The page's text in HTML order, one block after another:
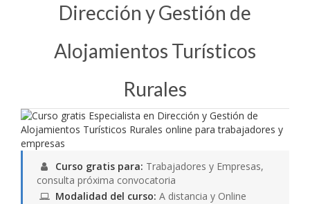
Dirección y Gestión de
Alojamientos Turísticos
Rurales
Curso gratis para: Trabajadores y Empresas,
consulta próxima convocatoria
Modalidad del curso: A distancia y Online